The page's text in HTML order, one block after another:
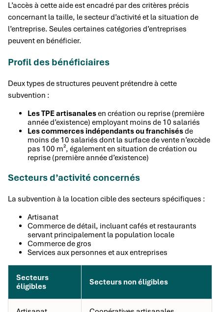
L’accès à cette aide est encadré par des critères précis
concernant la taille, le secteur d’activité et la situation de
l’entreprise. Seules certaines catégories d’entreprises
peuvent en bénéficier.
Profil des bénéficiaires
Deux types de structures peuvent prétendre à cette
subvention :
Les TPE artisanalesen création ou reprise (première
année d’existence) employant moins de 10 salariés
Les commerces indépendants ou franchisésde
moins de 10 salariés dont la surface de vente n’excède
pas 100 m², également en situation de création ou
reprise (première année d’existence)
Secteurs d’activité concernés
La subvention à la location cible des secteurs spécifiques :
Artisanat
Commerce de détail, incluant cafés et restaurants
servant principalement la population locale
Commerce de gros
Services aux personnes et aux entreprises
Secteurs
éligibles
Secteurs non éligibles